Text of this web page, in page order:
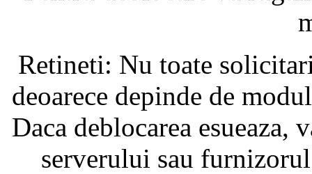
Retineti: Nu toate
deoarece depinde de
Daca deblocarea
serverului sau